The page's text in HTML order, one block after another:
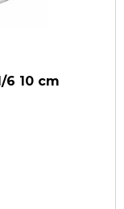
6 10 cm